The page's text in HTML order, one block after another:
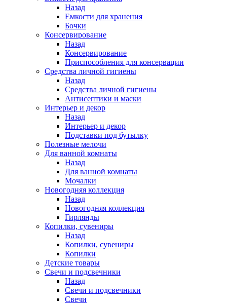
Назад
Емкости для хранения
Бочки
Консервирование
Назад
Консервирование
Приспособления для консервации
Средства личной гигиены
Назад
Средства личной гигиены
Антисептики и маски
Интерьер и декор
Назад
Интерьер и декор
Подставки под бутылку
Полезные мелочи
Для ванной комнаты
Назад
Для ванной комнаты
Мочалки
Новогодняя коллекция
Назад
Новогодняя коллекция
Гирлянды
Копилки, сувениры
Назад
Копилки, сувениры
Копилки
Детские товары
Свечи и подсвечники
Назад
Свечи и подсвечники
Свечи